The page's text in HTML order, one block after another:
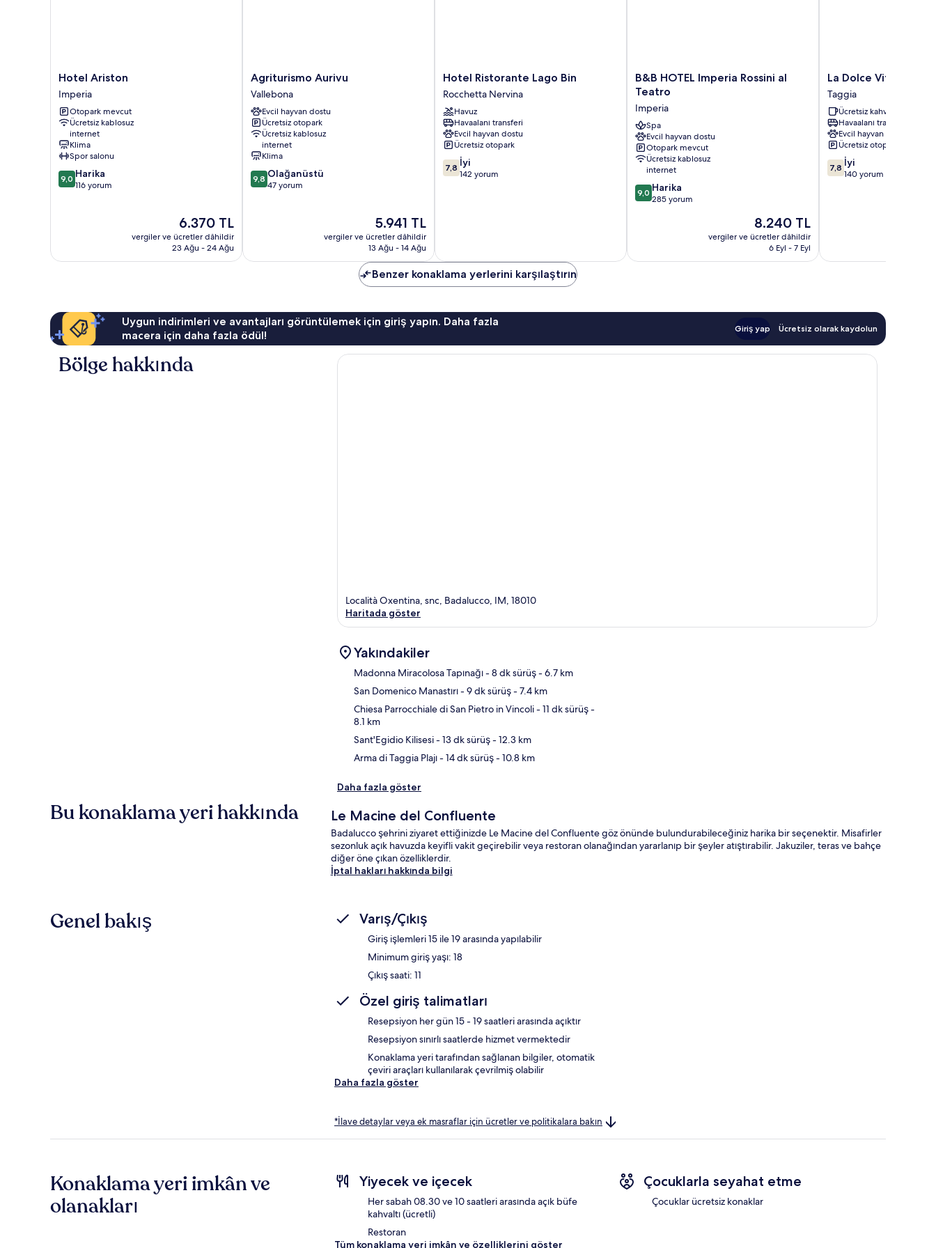
Hotel
Ariston
Imperia
Hotel Ariston
Imperia
Otopark mevcut
Ücretsiz kablosuz
internet
Klima
Spor salonu
10
üzerinden
9,0 Harika
116 yorum
Güncel
fiyat:
6.370 TL
6.370 TL
vergiler ve ücretler dâhildir
23 Ağu - 24 Ağu
Agriturismo
Aurivu
Vallebona
Agriturismo Aurivu
Vallebona
Evcil hayvan dostu
Ücretsiz otopark
Ücretsiz kablosuz
internet
Klima
10
üzerinden
9,8 Olağanüstü
47 yorum
Güncel
fiyat:
5.941 TL
5.941 TL
vergiler ve ücretler dâhildir
13 Ağu - 14 Ağu
Hotel
Ristorante
Lago
Bin
Rocchetta
Nervina
Hotel Ristorante Lago Bin
Rocchetta Nervina
Havuz
Havaalanı transferi
Evcil hayvan dostu
Ücretsiz otopark
10
üzerinden
7,8 İyi
142 yorum
B&B
HOTEL
Rossini
al
Teatro
Imperia
B&B HOTEL Imperia Rossini al
Teatro
Imperia
Spa
Evcil hayvan dostu
Otopark mevcut
Ücretsiz kablosuz
internet
10
üzerinden
9,0 Harika
285 yorum
Güncel
fiyat:
8.240 TL
8.240 TL
vergiler ve ücretler dâhildir
6 Eyl - 7 Eyl
La
Dolce
Vita
Taggia
La Dolce Vita
Taggia
Ücretsiz kahvaltı
Havaalanı transferi
Evcil hayvan dostu
Ücretsiz otopark
10
üzerinden
7,8 İyi
140 yorum
Benzer konaklama yerlerini karşılaştırın
Uygun indirimleri ve avantajları görüntülemek için giriş yapın. Daha fazla
macera için daha fazla ödül!
Giriş yap Ücretsiz olarak kaydolun
Bölge hakkında
Località Oxentina, snc, Badalucco, IM, 18010
Haritada göster
Yakındakiler
Madonna Miracolosa Tapınağı- 8 dk sürüş- 6.7 km
San Domenico Manastırı- 9 dk sürüş- 7.4 km
Chiesa Parrocchiale di San Pietro in Vincoli- 11 dk sürüş-
8.1 km
Sant'Egidio Kilisesi- 13 dk sürüş- 12.3 km
Arma di Taggia Plajı- 14 dk sürüş- 10.8 km
Daha fazla göster
Bu konaklama yeri hakkında Le Macine del Confluente
Badalucco şehrini ziyaret ettiğinizde Le Macine del Confluente göz önünde bulundurabileceğiniz harika bir seçenektir. Misafirler
sezonluk açık havuzda keyifli vakit geçirebilir veya restoran olanağından yararlanıp bir şeyler atıştırabilir. Jakuziler, teras ve bahçe
diğer öne çıkan özelliklerdir.
İptal hakları hakkında bilgi
Genel bakış Varış/Çıkış
Giriş işlemleri 15 ile 19 arasında yapılabilir
Minimum giriş yaşı: 18
Çıkış saati: 11
Özel giriş talimatları
Resepsiyon her gün 15 - 19 saatleri arasında açıktır
Resepsiyon sınırlı saatlerde hizmet vermektedir
Konaklama yeri tarafından sağlanan bilgiler, otomatik
çeviri araçları kullanılarak çevrilmiş olabilir
Daha fazla göster
*İlave detaylar veya ek masraflar için ücretler ve politikalara bakın
Konaklama yeri imkân ve
olanakları
Yiyecek ve içecek
Her sabah 08.30 ve 10 saatleri arasında açık büfe
kahvaltı (ücretli)
Restoran
Çocuklarla seyahat etme
Çocuklar ücretsiz konaklar
Tüm konaklama yeri imkân ve özelliklerini göster